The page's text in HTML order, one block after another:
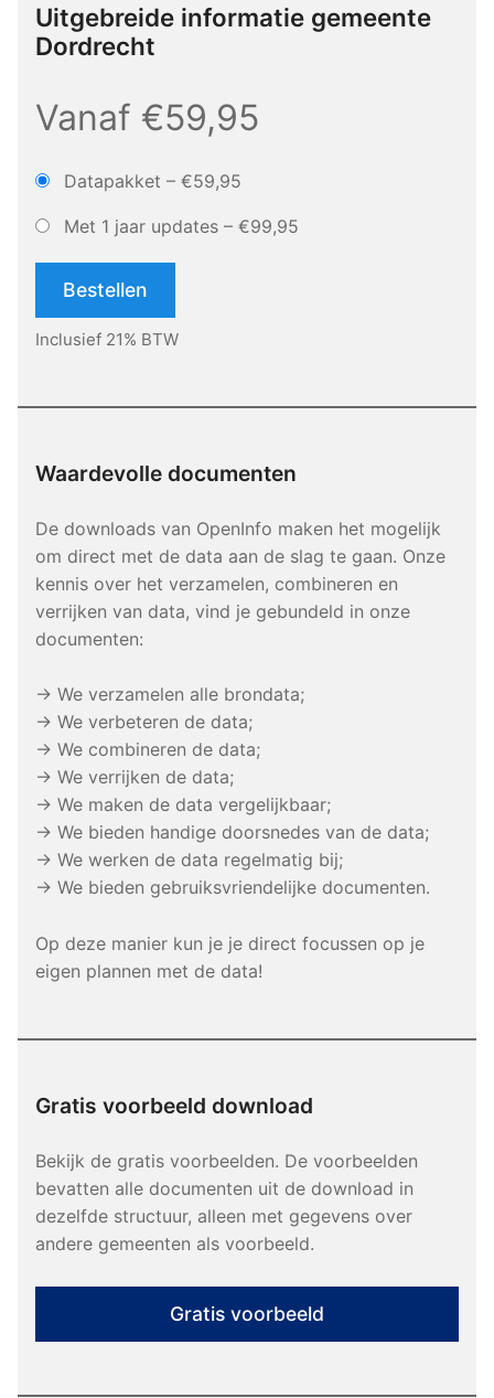
Uitgebreide informatie gemeente
Dordrecht
Vanaf €59,95
Datapakket – €59,95
Met 1 jaar updates – €99,95
Bestellen
Inclusief 21% BTW
Waardevolle documenten
De downloads van OpenInfo maken het mogelijk
om direct met de data aan de slag te gaan. Onze
kennis over het verzamelen, combineren en
verrijken van data, vind je gebundeld in onze
documenten:
→ We verzamelen alle brondata;
→ We verbeteren de data;
→ We combineren de data;
→ We verrijken de data;
→ We maken de data vergelijkbaar;
→ We bieden handige doorsnedes van de data;
→ We werken de data regelmatig bij;
→ We bieden gebruiksvriendelijke documenten.
Op deze manier kun je je direct focussen op je
eigen plannen met de data!
Gratis voorbeeld download
Bekijk de gratis voorbeelden. De voorbeelden
bevatten alle documenten uit de download in
dezelfde structuur, alleen met gegevens over
andere gemeenten als voorbeeld.
Gratis voorbeeld